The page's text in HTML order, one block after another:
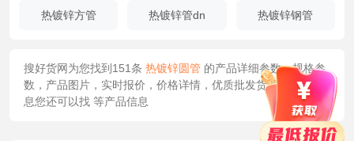
热镀锌方管 热镀锌管dn 热镀锌钢管
搜好货网为您找到151条 热镀锌圆管 的产品详细参数，规格参
数，产品图片，实时报价，价格详情，优质批发货源/供应等信
息您还可以找 等产品信息